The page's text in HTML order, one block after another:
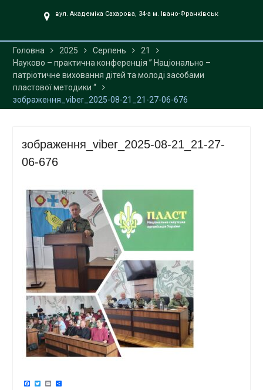
вул. Академіка Сахарова, 34-а м. Івано-Франківськ
Головна 2025 Серпень
21
Науково – практична конференція ” Національно –
патріотичне виховання дітей та молоді засобами
пластової методики “
зображення_viber_2025-08-21_21-27-06-676
зображення_viber_2025-08-21_21-27-
06-676
Facebook
Twitter
EmailПоділитися